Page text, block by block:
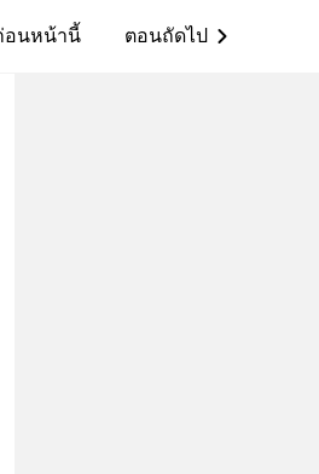
อนหน้านี้ ตอนถัดไป ic_arrow_right